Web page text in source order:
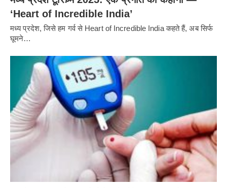
‘Heart of Incredible India’
मध्य प्रदेश, जिसे हम गर्व से Heart of Incredible India कहते हैं, अब सिर्फ
घूमने…